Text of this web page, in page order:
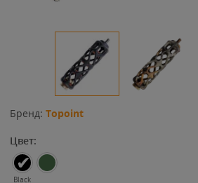
Бренд: Topoint
Цвет:
Black